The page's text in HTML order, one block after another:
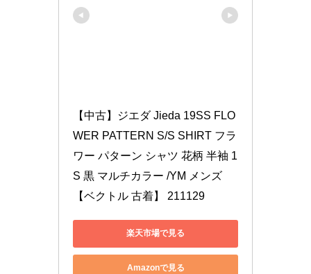
【中古】ジエダ Jieda 19SS FLO
WER PATTERN S/S SHIRT フラ
ワー パターン シャツ 花柄 半袖 1
S 黒 マルチカラー /YM メンズ
【ベクトル 古着】 211129
楽天市場で見る
Amazonで見る